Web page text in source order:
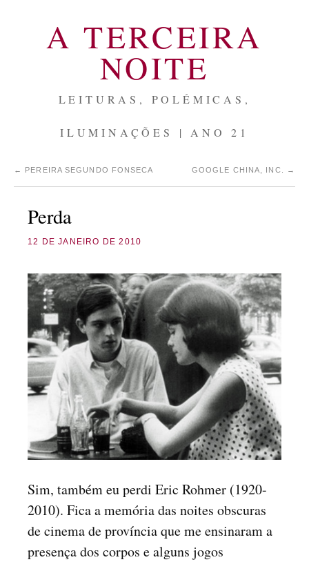
A TERCEIRA
NOITE
LEITURAS, POLÉMICAS,
ILUMINAÇÕES | ANO 21
← PEREIRA SEGUNDO FONSECA GOOGLE CHINA, INC. →
Perda
12 DE JANEIRO DE 2010
Sim, também eu perdi Eric Rohmer (1920-
2010). Fica a memória das noites obscuras
de cinema de província que me ensinaram a
presença dos corpos e alguns jogos